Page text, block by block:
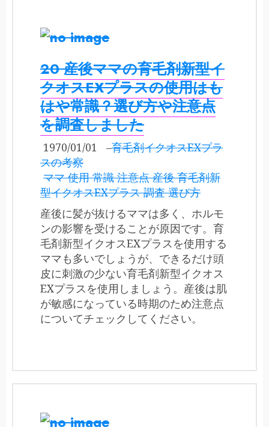
20 産後ママの育毛剤新型イ
クオスEXプラスの使用はも
はや常識？選び方や注意点
を調査しました
1970/01/01 –育毛剤イクオスEXプラ
スの考察
ママ 使用 常識 注意点 産後 育毛剤新
型イクオスEXプラス 調査 選び方
産後に髪が抜けるママは多く、ホルモ
ンの影響を受けることが原因です。育
毛剤新型イクオスEXプラスを使用する
ママも多いでしょうが、できるだけ頭
皮に刺激の少ない育毛剤新型イクオス
EXプラスを使用しましょう。産後は肌
が敏感になっている時期のため注意点
についてチェックしてください。